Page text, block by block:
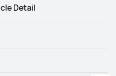
Detail